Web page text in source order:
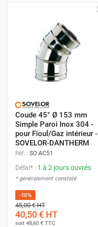
Coude 45° Ø 153 mm
Simple Paroi Inox 304 -
pour Fioul/Gaz intérieur -
SOVELOR-DANTHERM
Réf. : SO AC51
Délai* : 1 à 2 jours ouvrés
* généralement constaté
-10%
45,00 €HT
40,50 € HT
soit 48,60 € TTC